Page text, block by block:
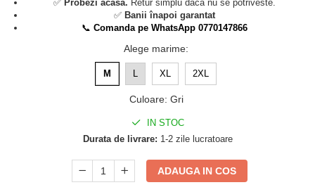
✅ Probezi acasa. Retur simplu daca nu se potriveste.
✅ Banii înapoi garantat
📞 Comanda pe WhatsApp 0770147866
Alege marime:
M XL 2XL
Culoare: Gri
IN STOC
Durata de livrare: 1-2 zile lucratoare
ADAUGA IN COS